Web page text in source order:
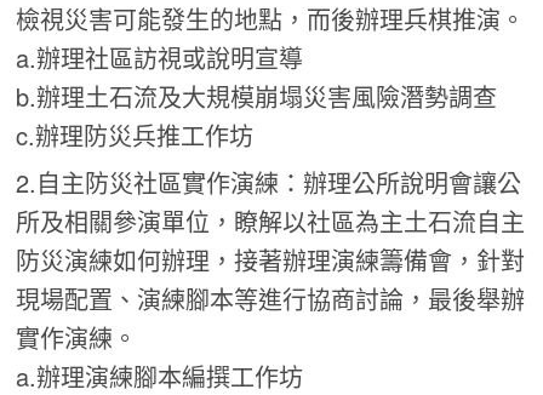
檢視災害可能發生的地點，而後辦理兵棋推演。
a.辦理社區訪視或說明宣導
b.辦理土石流及大規模崩塌災害風險潛勢調查
c.辦理防災兵推工作坊
2.自主防災社區實作演練：辦理公所說明會讓公
所及相關參演單位，瞭解以社區為主土石流自主
防災演練如何辦理，接著辦理演練籌備會，針對
現場配置、演練腳本等進行協商討論，最後舉辦
實作演練。
a.辦理演練腳本編撰工作坊